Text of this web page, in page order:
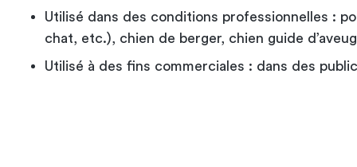
Utilisé dans des conditions professionnelles :
chat, etc.), chien de berger, chien guide
Utilisé à des fins commerciales : dans des